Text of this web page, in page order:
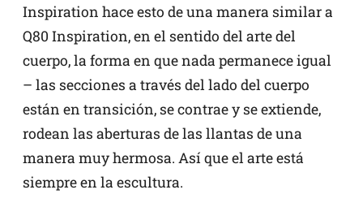
Inspiration hace esto de una manera similar a
Q80 Inspiration, en el sentido del arte del
cuerpo, la forma en que nada permanece igual
– las secciones a través del lado del cuerpo
están en transición, se contrae y se extiende,
rodean las aberturas de las llantas de una
manera muy hermosa. Así que el arte está
siempre en la escultura.